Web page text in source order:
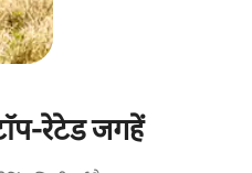
रेटेड जगहें